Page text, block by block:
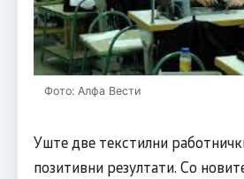
Фото: Алфа Вести
Уште две текстилни
позитивни резултати. Со